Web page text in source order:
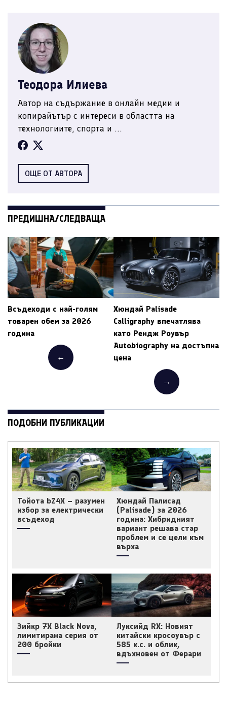
Теодора Илиева
Автор на съдържание в онлайн медии и
копирайътър с интереси в областта на
технологиите, спорта и ...
ОЩЕ ОТ АВТОРА
ПРЕДИШНА/СЛЕДВАЩА
Всъдеходи с най-голям
товарен обем за 2026
година
←
Хюндай Palisade
Calligraphy впечатлява
като Рендж Роувър
Autobiography на достъпна
цена
→
ПОДОБНИ ПУБЛИКАЦИИ
Тойота bZ4X – разумен
избор за електрически
всъдеход
Хюндай Палисад
(Palisade) за 2026
година: Хибридният
вариант решава стар
проблем и се цели към
върха
Зийкр 7X Black Nova,
лимитирана серия от
200 бройки
Луксийд RX: Новият
китайски кросоувър с
585 к.с. и облик,
вдъхновен от Ферари